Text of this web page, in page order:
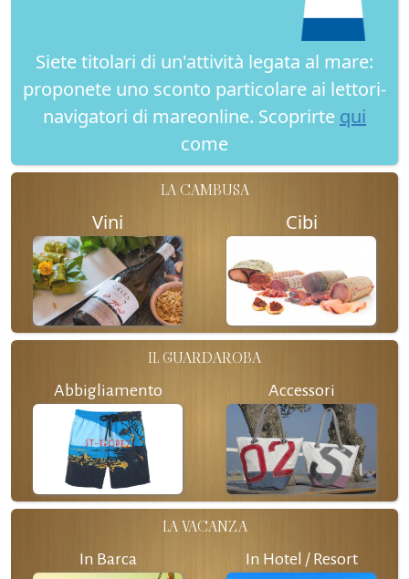
Siete titolari di un'attività legata al mare:
proponete uno sconto particolare ai lettori-
navigatori di mareonline. Scoprirte qui
come
LA CAMBUSA
Vini Cibi
IL GUARDAROBA
Abbigliamento Accessori
LA VACANZA
In Barca In Hotel / Resort